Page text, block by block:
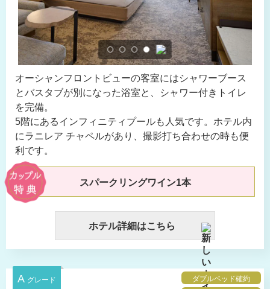
オーシャンフロントビューの客室にはシャワーブース
とバスタブが別になった浴室と、シャワー付きトイレ
を完備。
5階にあるインフィニティプールも人気です。ホテル内
にラニレア チャペルがあり、撮影打ち合わせの時も便
利です。
スパークリングワイン1本
ホテル詳細はこちら
ダブルベッド確約
A グレード